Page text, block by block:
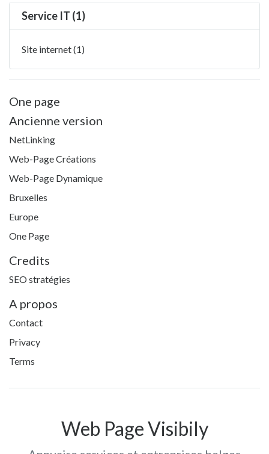
Service IT (1)
Site internet (1)
One page
Ancienne version
NetLinking
Web-Page Créations
Web-Page Dynamique
Bruxelles
Europe
One Page
Credits
SEO stratégies
A propos
Contact
Privacy
Terms
Web Page Visibily